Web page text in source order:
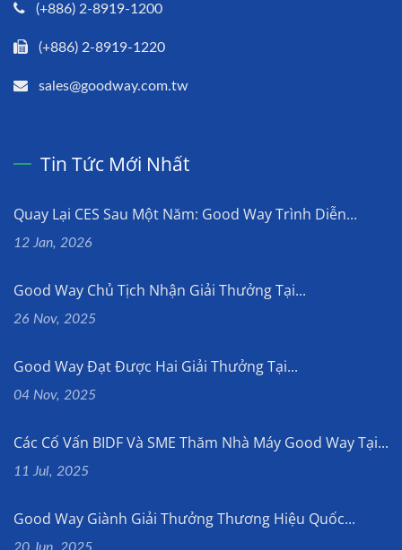
(+886) 2-8919-1200
(+886) 2-8919-1220
sales@goodway.com.tw
Tin Tức Mới Nhất
Quay Lại CES Sau Một Năm: Good Way Trình Diễn...
12 Jan, 2026
Good Way Chủ Tịch Nhận Giải Thưởng Tại...
26 Nov, 2025
Good Way Đạt Được Hai Giải Thưởng Tại...
04 Nov, 2025
Các Cố Vấn BIDF Và SME Thăm Nhà Máy Good Way Tại...
11 Jul, 2025
Good Way Giành Giải Thưởng Thương Hiệu Quốc...
20 Jun, 2025